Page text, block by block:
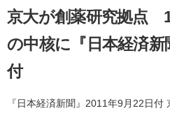
京大が創薬研究拠点
の中核に『日本経済新
付
『日本経済新聞』2011年9月22日